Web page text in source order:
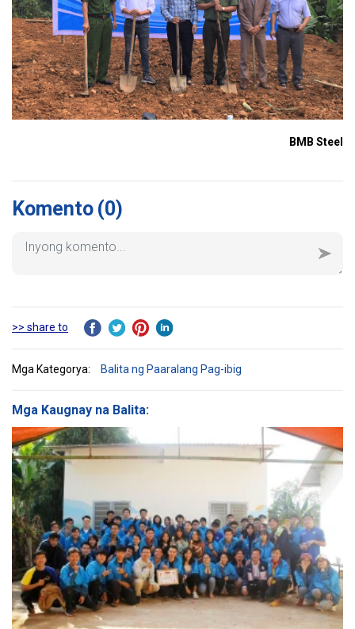
BMB Steel
Komento (0)
>> share to
Mga Kategorya: Balita ng Paaralang Pag-ibig
Mga Kaugnay na Balita: